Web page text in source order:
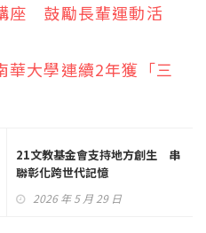
座 鼓勵長輩運動活
華大學連續2年獲「三
21文教基金會支持地方創生 串
聯彰化跨世代記憶
2026 年 5 月 29 日